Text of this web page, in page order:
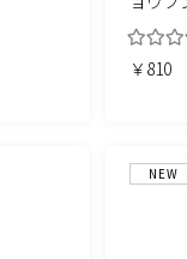
￥810
NEW